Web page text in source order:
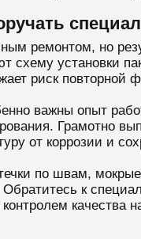
ремонтом, но
схему установки
риск повторной
важны опыт
Грамотно
от коррозии и
по швам,
к
качества